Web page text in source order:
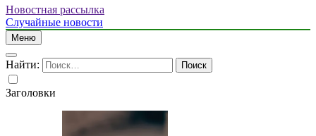
Новостная рассылка
Случайные новости
Меню
Найти:
Заголовки